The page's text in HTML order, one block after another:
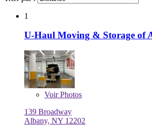
1
U-Haul Moving & Storage of
VoirPhotos
139 Broadway
Albany, NY 12202